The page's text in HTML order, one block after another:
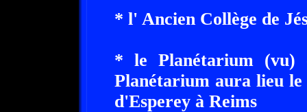
* l' Ancien Collège de
* le Planétarium (vu)
Planétarium aura lieu le
d'Esperey à Reims